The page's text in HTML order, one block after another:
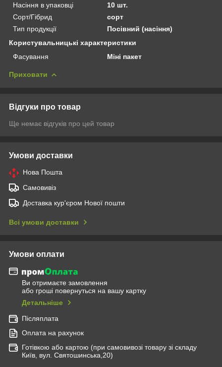
Насіння в упаковці
10 шт.
Сорт/Гібрид
сорт
Тип продукції
Посівний (насіння)
Користувальницькі характеристики
Фасування
Міні пакет
Приховати
Відгуки про товар
Ще немає відгуків про цей товар
Умови доставки
Нова Пошта
Самовивіз
Доставка кур'єром Нової пошти
Всі умови доставки
Умови оплати
Ви отримаєте замовлення
або гроші повернуться на вашу картку
Детальніше
Післяплата
Оплата на рахунок
Готівкою або картою (при самовивозі товару зі складу
Київ, вул. Святошинська,20)